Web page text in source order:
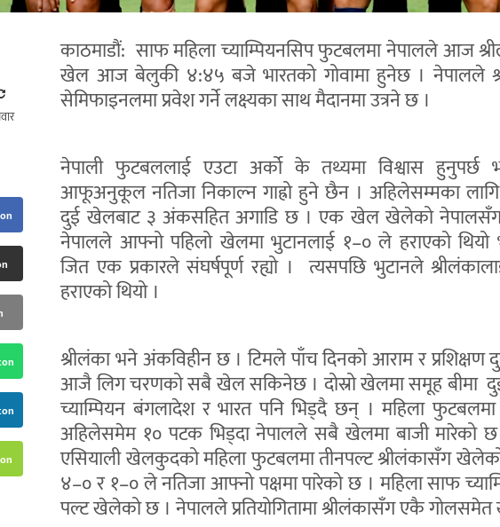
काठमाडौं: साफ महिला च्याम्पियनसिप फुटबलमा नेपालले आज
खेल आज बेलुकी ४:४५ बजे भारतको गोवामा हुनेछ । नेपालले
सेमिफाइनलमा प्रवेश गर्ने लक्ष्यका साथ मैदानमा उत्रने छ ।
नेपाली फुटबललाई एउटा अर्को के तथ्यमा विश्वास हुनुपर्छ
आफूअनुकूल नतिजा निकाल्न गाह्रो हुने छैन । अहिलेसम्मका
दुई खेलबाट ३ अंकसहित अगाडि छ । एक खेल खेलेको
नेपालले आफ्नो पहिलो खेलमा भुटानलाई १–० ले हराएको थियो
जित एक प्रकारले संघर्षपूर्ण रह्यो । त्यसपछि भुटानले
हराएको थियो ।
श्रीलंका भने अंकविहीन छ । टिमले पाँच दिनको आराम र
आजै लिग चरणको सबै खेल सकिनेछ । दोस्रो खेलमा समूह बीमा
च्याम्पियन बंगलादेश र भारत पनि भिड्दै छन् । महिला
अहिलेसमेम १० पटक भिड्दा नेपालले सबै खेलमा बाजी मारेको
एसियाली खेलकुदको महिला फुटबलमा तीनपल्ट श्रीलंकासँग
४–० र १–० ले नतिजा आफ्नो पक्षमा पारेको छ । महिला साफ
पल्ट खेलेको छ । नेपालले प्रतियोगितामा श्रीलंकासँग एकै